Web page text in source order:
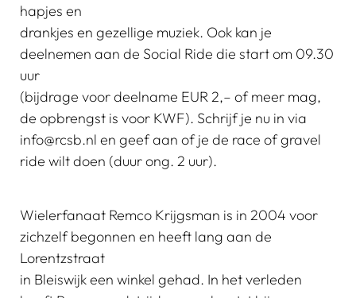
hapjes en
drankjes en gezellige muziek. Ook kan je
deelnemen aan de Social Ride die start om 09.30
uur
(bijdrage voor deelname EUR 2,– of meer mag,
de opbrengst is voor KWF). Schrijf je nu in via
info@rcsb.nl en geef aan of je de race of gravel
ride wilt doen (duur ong. 2 uur).
Wielerfanaat Remco Krijgsman is in 2004 voor
zichzelf begonnen en heeft lang aan de
Lorentzstraat
in Bleiswijk een winkel gehad. In het verleden